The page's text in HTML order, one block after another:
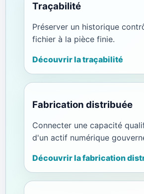
Traçabilité
Préserver un historique
fichier à la pièce finie.
Découvrir la traçabilité
Fabrication distribuée
Connecter une capacité
d'un actif numérique
Découvrir la fabrication